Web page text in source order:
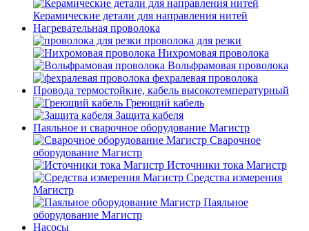
Керамические детали для направления нитей
Нагревательная проволока
проволока для резки
Нихромовая проволока
Вольфрамовая проволока
фехралевая проволока
Провода термостойкие, кабель высокотемпературный
Греющий кабель
Защита кабеля
Паяльное и сварочное оборудование Магистр
Сварочное
оборудование Магистр
Источники тока Магистр
Средства измерения
Магистр
Паяльное
оборудование Магистр
Насосы